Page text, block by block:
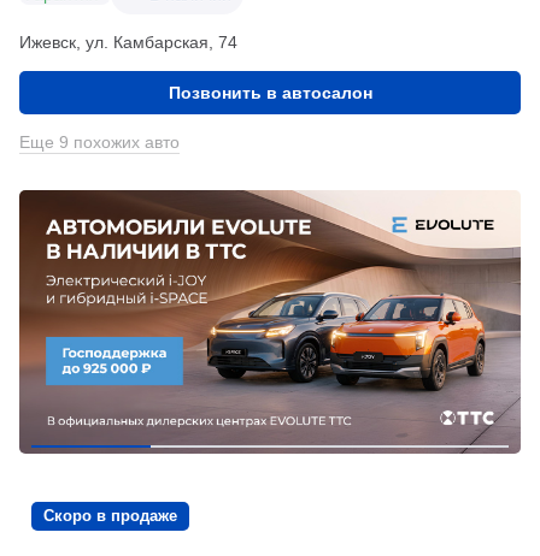
Ижевск, ул. Камбарская, 74
Позвонить в автосалон
Еще 9 похожих авто
Скоро в продаже